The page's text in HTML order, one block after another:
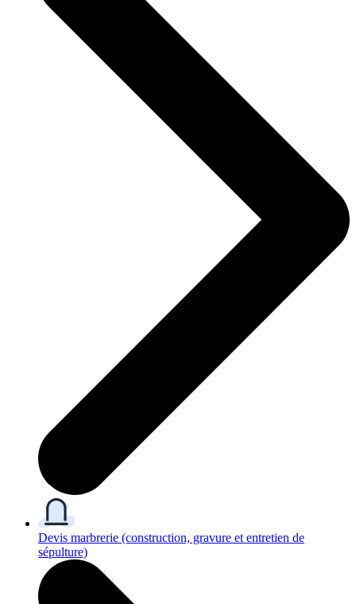
Devis marbrerie (construction, gravure et entretien de
sépulture)